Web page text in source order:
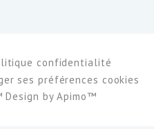
confidentialité
ses préférences cookies
Design byApimo™